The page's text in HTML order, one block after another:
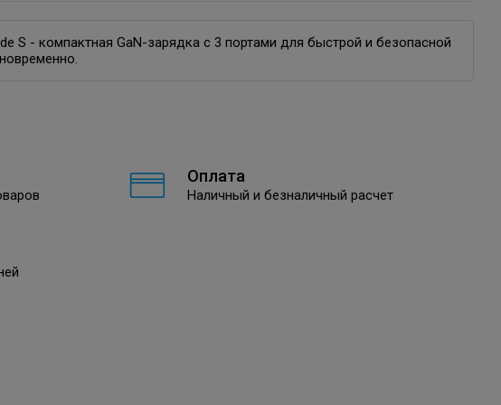
S - компактная GaN-зарядка с 3 портами для быстрой и безопасной
Оплата
Наличный и безналичный расчет